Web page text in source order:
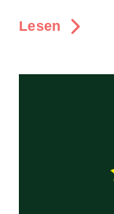
Lesen